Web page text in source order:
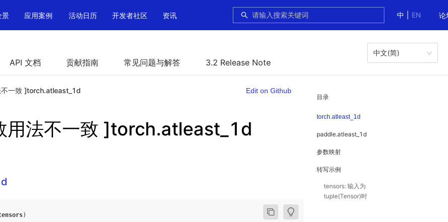
中
EN 论
景 应用案例 活动日历 开发者社区 资讯
API 文档 贡献指南 常见问题与解答 3.2 Release Note
中文(简)
目录
torch.atleast_1d
paddle.atleast_1d
参数映射
转写示例
tensors: 输入为
tuple(Tensor)时
一致 ]torch.atleast_1d Edit on Github
用法不一致 ]torch.atleast_1d
)